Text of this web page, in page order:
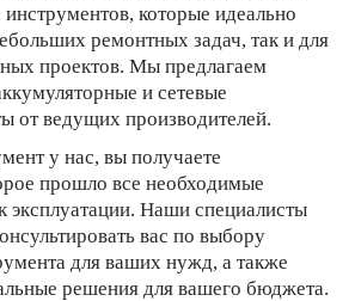
которые идеально
ремонтных задач, так и для
проектов. Мы предлагаем
и сетевые
от ведущих производителей.
у нас, вы получаете
прошло все необходимые
эксплуатации. Наши специалисты
вас по выбору
для ваших нужд, а также
решения для вашего бюджета.